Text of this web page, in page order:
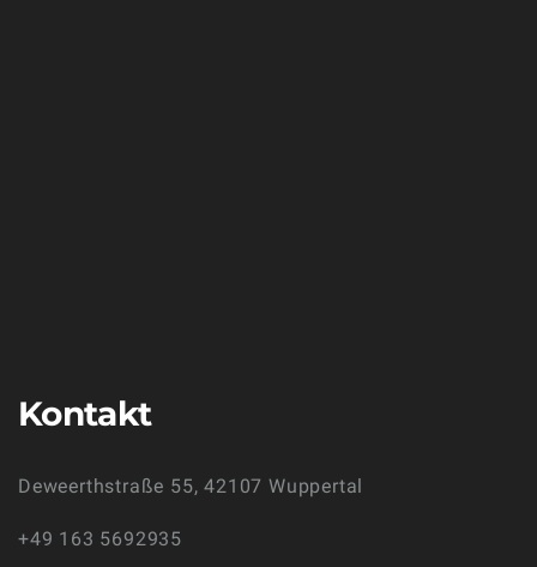
Kontakt
Deweerthstraße 55, 42107 Wuppertal
+49 163 5692935